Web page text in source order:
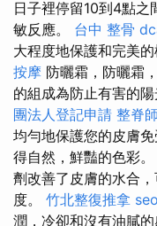
日子裡停留10到4點之
敏反應。 台中 整骨
大程度地保護和完美的
按摩 防曬霜，防曬霜
的組成為防止有害的
團法人登記申請 整脊
均勻地保護您的皮膚
得自然，鮮豔的色彩
劑改善了皮膚的水合
度。 竹北整復推拿
潤，冷卻和沒有油膩的